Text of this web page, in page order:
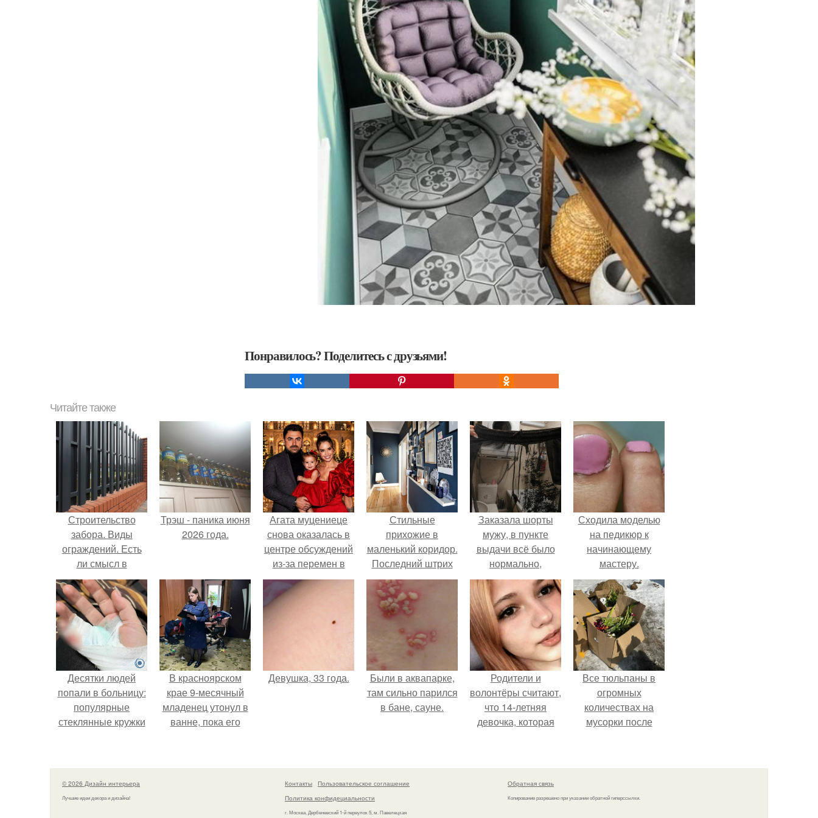
Понравилось? Поделитесь с друзьями!
Читайте также
Строительство
забора. Виды
ограждений. Есть
ли смысл в
больших заборах?
Трэш - паника июня
2026 года.
Агата муцениеце
снова оказалась в
центре обсуждений
из-за перемен в
личной жизни.
Стильные
прихожие в
маленький коридор.
Последний штрих
Заказала шорты
мужу, в пункте
выдачи всё было
нормально,
примерил все
хорошо, ничего не
предвещало беды.
Сходила моделью
на педикюр к
начинающему
мастеру.
Десятки людей
попали в больницу:
популярные
стеклянные кружки
взрываются при
мытье.
В красноярском
крае 9-месячный
младенец утонул в
ванне, пока его
на кухне.
Девушка, 33 года.
Были в аквапарке,
там сильно парился
в бане, сауне.
Родители и
волонтёры считают,
что 14-летняя
девочка, которая
Дронов в Туапсе,
на самом деле
жива.
Все тюльпаны в
огромных
количествах на
мусорки после
© 2026 Дизайн интерьера
Лучшие идеи декора и дизайна!
Контакты
Пользовательское соглашение
Политика конфидециальности
г. Москва, Дербеневский 1-й переулок 5, м. Павелецкая
Обратная связь
Копирование разрешено при указании обратной гиперссылки.